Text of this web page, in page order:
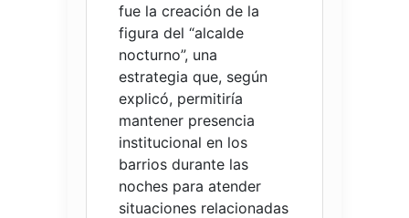
fue la creación de la
figura del “alcalde
nocturno”, una
estrategia que, según
explicó, permitiría
mantener presencia
institucional en los
barrios durante las
noches para atender
situaciones relacionadas